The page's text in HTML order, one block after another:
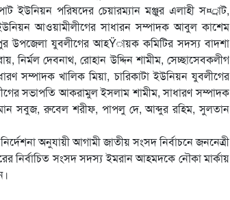
পরিষদের চেয়ারম্যান মঞ্জুর এলাহী স¤্রাট,
আওয়ামীলীগের সাধারন সম্পাদক আবুল কাশেম
উপজেলা যুবলীগের আহŸায়ক কমিটির সদস্য বাদশা
নির্মল দেবনাথ, রোহান উদ্দিন শামীম, সেচ্ছাসেবকলীগ
সম্পাদক খালিক মিয়া, চারিকাটা ইউনিয়ন যুবলীগের
সভাপতি আকরামুল ইসলাম শামীম, সাধারণ সম্পাদক
সবুজ, রুবেল শরীফ, পাপলু দে, আব্দুর রহিম, সুলতান
অনুযায়ী আগামী জাতীয় সংসদ নির্বাচনে জননেত্রী
নির্বাচিত সংসদ সদস্য ইমরান আহমদকে নৌকা মার্কায়